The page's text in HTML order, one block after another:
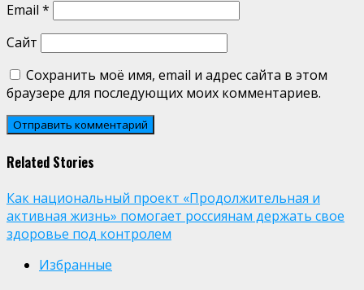
Email *
Сайт
Сохранить моё имя, email и адрес сайта в этом
браузере для последующих моих комментариев.
Related Stories
Как национальный проект «Продолжительная и
активная жизнь» помогает россиянам держать свое
здоровье под контролем
Избранные